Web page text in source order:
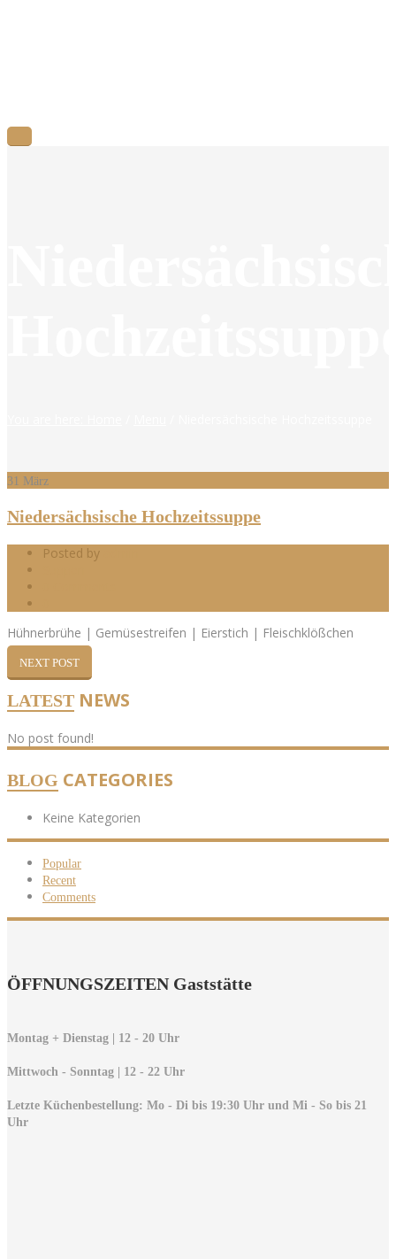
31 März
Niedersächsische Hochzeitssuppe
Posted by
Hühnerbrühe | Gemüsestreifen | Eierstich | Fleischklößchen
NEXT POST
LATEST NEWS
No post found!
BLOG CATEGORIES
Keine Kategorien
Popular
Recent
Comments
ÖFFNUNGSZEITEN Gaststätte
Montag + Dienstag | 12 - 20 Uhr
Mittwoch - Sonntag | 12 - 22 Uhr
Letzte Küchenbestellung: Mo - Di bis 19:30 Uhr und Mi - So bis 21
Uhr